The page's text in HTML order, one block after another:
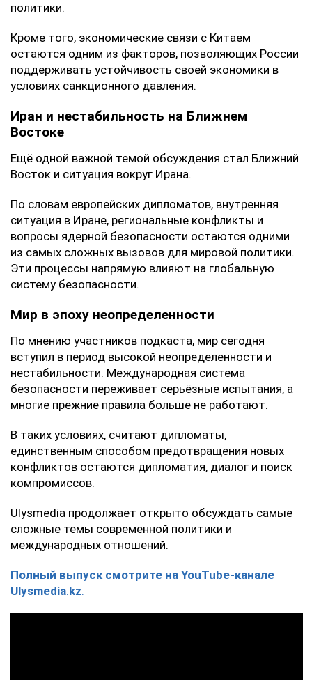
политики.
Кроме того, экономические связи с Китаем
остаются одним из факторов, позволяющих России
поддерживать устойчивость своей экономики в
условиях санкционного давления.
Иран и нестабильность на Ближнем
Востоке
Ещё одной важной темой обсуждения стал Ближний
Восток и ситуация вокруг Ирана.
По словам европейских дипломатов, внутренняя
ситуация в Иране, региональные конфликты и
вопросы ядерной безопасности остаются одними
из самых сложных вызовов для мировой политики.
Эти процессы напрямую влияют на глобальную
систему безопасности.
Мир в эпоху неопределенности
По мнению участников подкаста, мир сегодня
вступил в период высокой неопределенности и
нестабильности. Международная система
безопасности переживает серьёзные испытания, а
многие прежние правила больше не работают.
В таких условиях, считают дипломаты,
единственным способом предотвращения новых
конфликтов остаются дипломатия, диалог и поиск
компромиссов.
Ulysmedia продолжает открыто обсуждать самые
сложные темы современной политики и
международных отношений.
Полный выпуск смотрите на YouTube-канале
Ulysmedia.kz.